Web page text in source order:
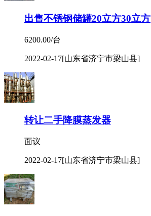
出售不锈钢储罐20立方30立方
6200.00/台
2022-02-17[山东省济宁市梁山县]
转让二手降膜蒸发器
面议
2022-02-17[山东省济宁市梁山县]